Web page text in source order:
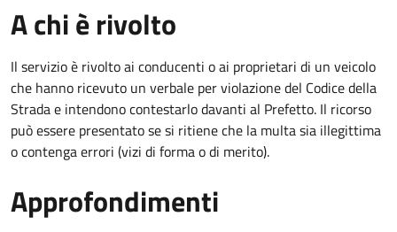
A chi è rivolto
Il servizio è rivolto ai conducenti o ai proprietari di un veicolo
che hanno ricevuto un verbale per violazione del Codice della
Strada e intendono contestarlo davanti al Prefetto. Il ricorso
può essere presentato se si ritiene che la multa sia illegittima
o contenga errori (vizi di forma o di merito).
Approfondimenti